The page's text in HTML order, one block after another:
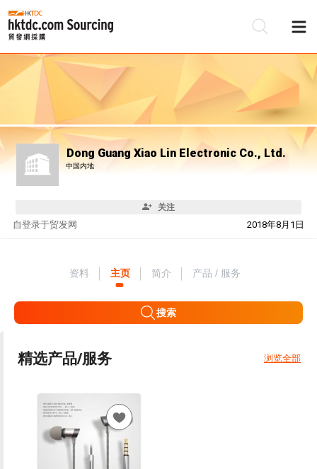
Dong Guang Xiao Lin Electronic Co., Ltd.
中国内地
关注
自 2018年8月1日
登录于贸发网
资料 主页 简介 产品 / 服务
搜索
精选产品/服务 浏览全部